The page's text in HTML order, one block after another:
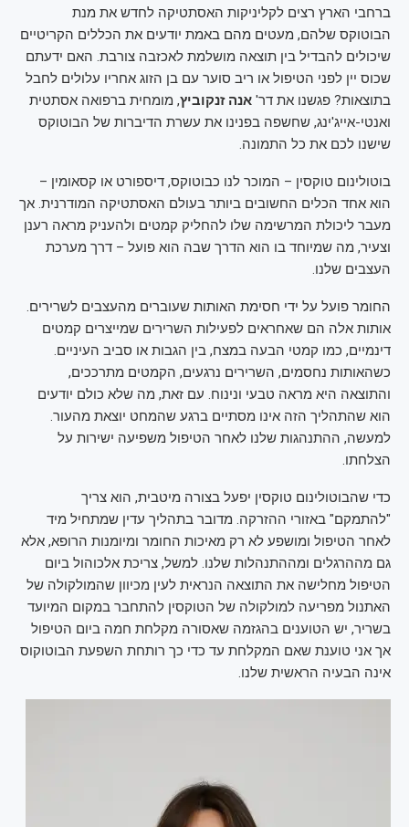
ברחבי הארץ רצים לקליניקות האסתטיקה לחדש את מנת
הבוטוקס שלהם, מעטים מהם באמת יודעים את הכללים הקריטיים
שיכולים להבדיל בין תוצאה מושלמת לאכזבה צורבת. האם ידעתם
שכוס יין לפני הטיפול או ריב סוער עם בן הזוג אחריו עלולים לחבל
בתוצאות? פגשנו את דר' אנה זנקוביץ, מומחית ברפואה אסתטית
ואנטי-אייג'ינג, שחשפה בפנינו את עשרת הדיברות של הבוטוקס
שישנו לכם את כל התמונה.
בוטולינום טוקסין – המוכר לנו כבוטוקס, דיספורט או קסאומין –
הוא אחד הכלים החשובים ביותר בעולם האסתטיקה המודרנית. אך
מעבר ליכולת המרשימה שלו להחליק קמטים ולהעניק מראה רענן
וצעיר, מה שמיוחד בו הוא הדרך שבה הוא פועל – דרך מערכת
העצבים שלנו.
החומר פועל על ידי חסימת האותות שעוברים מהעצבים לשרירים.
אותות אלה הם שאחראים לפעילות השרירים שמייצרים קמטים
דינמיים, כמו קמטי הבעה במצח, בין הגבות או סביב העיניים.
כשהאותות נחסמים, השרירים נרגעים, הקמטים מתרככים,
והתוצאה היא מראה טבעי ונינוח. עם זאת, מה שלא כולם יודעים
הוא שהתהליך הזה אינו מסתיים ברגע שהמחט יוצאת מהעור.
למעשה, ההתנהגות שלנו לאחר הטיפול משפיעה ישירות על
הצלחתו.
כדי שהבוטולינום טוקסין יפעל בצורה מיטבית, הוא צריך
"להתמקם" באזורי ההזרקה. מדובר בתהליך עדין שמתחיל מיד
לאחר הטיפול ומושפע לא רק מאיכות החומר ומיומנות הרופא, אלא
גם מההרגלים ומההתנהלות שלנו. למשל, צריכת אלכוהול ביום
הטיפול מחלישה את התוצאה הנראית לעין מכיוון שהמולקולה של
האתנול מפריעה למולקולה של הטוקסין להתחבר במקום המיועד
בשריר, יש הטוענים בהגזמה שאסורה מקלחת חמה ביום הטיפול
אך אני טוענת שאם המקלחת עד כדי כך רותחת השפעת הבוטוקוס
אינה הבעיה הראשית שלנו.